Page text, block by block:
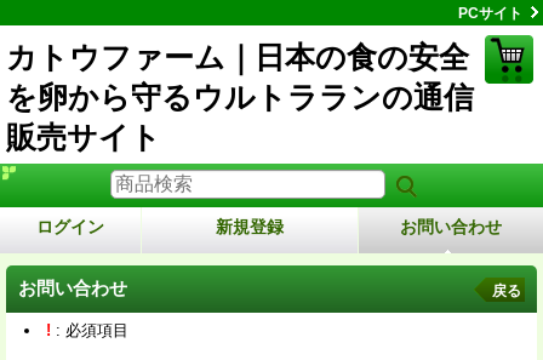
PCサイト
カトウファーム｜日本の食の安全
を卵から守るウルトラランの通信
販売サイト
ログイン 新規登録 お問い合わせ
お問い合わせ 戻る
! : 必須項目